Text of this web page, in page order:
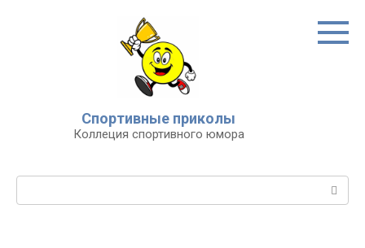
Спортивные приколы
Коллеция спортивного юмора